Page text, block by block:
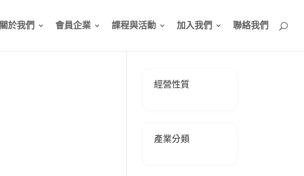
關於我們 會員企業 課程與活動 加入我們 聯絡我們
經營性質
產業分類